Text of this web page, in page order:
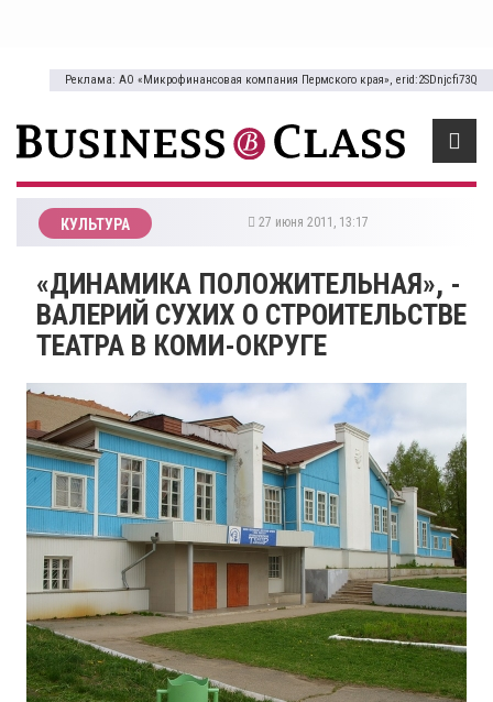
Реклама: АО «Микрофинансовая компания Пермского края», erid:2SDnjcfi73Q
КУЛЬТУРА 27 июня 2011, 13:17
«ДИНАМИКА ПОЛОЖИТЕЛЬНАЯ», -
ВАЛЕРИЙ СУХИХ О СТРОИТЕЛЬСТВЕ
ТЕАТРА В КОМИ-ОКРУГЕ